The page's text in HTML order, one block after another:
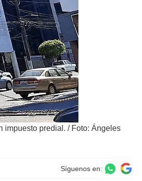
impuesto predial. / Foto: Ángeles
Síguenos en: